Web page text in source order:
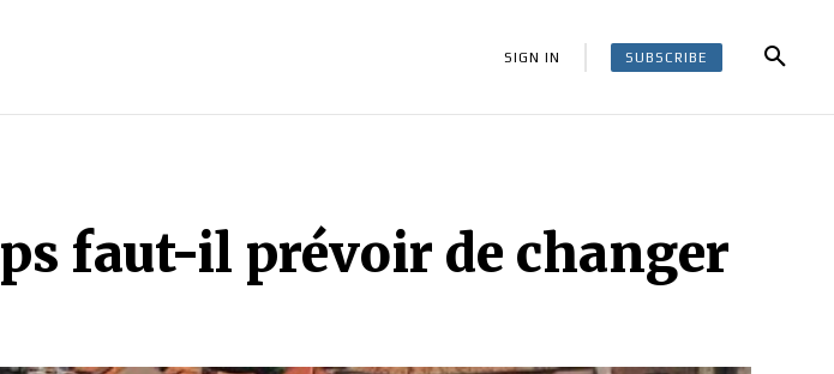
SIGN IN SUBSCRIBE
faut-il prévoir de changer